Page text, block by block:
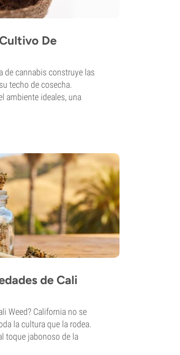
De
de cannabis construye las
techo de cosecha.
ambiente ideales, una
de Cali
Weed? California no se
la cultura que la rodea.
toque jabonoso de la